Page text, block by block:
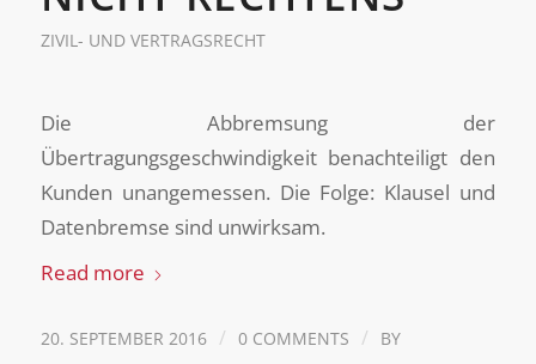
ZIVIL- UND VERTRAGSRECHT
Die Abbremsung der
Übertragungsgeschwindigkeit benachteiligt den
Kunden unangemessen. Die Folge: Klausel und
Datenbremse sind unwirksam.
Read more
20. SEPTEMBER 2016 / 0 COMMENTS /
BY